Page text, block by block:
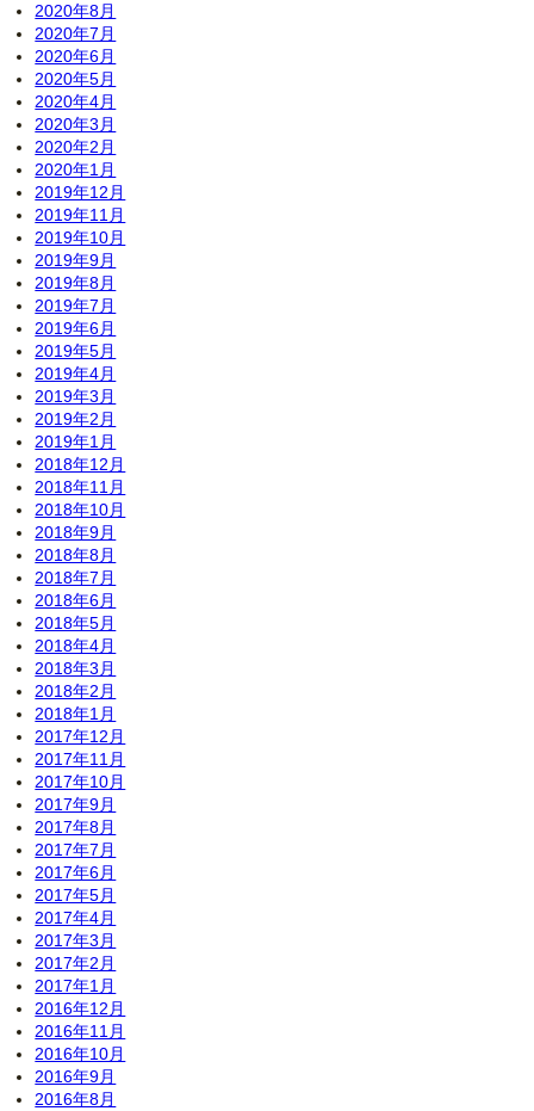
2020年8月
2020年7月
2020年6月
2020年5月
2020年4月
2020年3月
2020年2月
2020年1月
2019年12月
2019年11月
2019年10月
2019年9月
2019年8月
2019年7月
2019年6月
2019年5月
2019年4月
2019年3月
2019年2月
2019年1月
2018年12月
2018年11月
2018年10月
2018年9月
2018年8月
2018年7月
2018年6月
2018年5月
2018年4月
2018年3月
2018年2月
2018年1月
2017年12月
2017年11月
2017年10月
2017年9月
2017年8月
2017年7月
2017年6月
2017年5月
2017年4月
2017年3月
2017年2月
2017年1月
2016年12月
2016年11月
2016年10月
2016年9月
2016年8月